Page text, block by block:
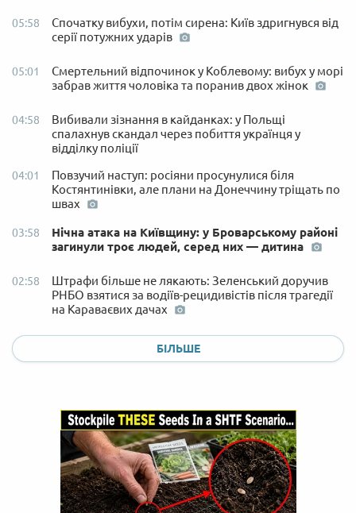
05:58
Спочатку вибухи, потім сирена: Київ здригнувся від
серії потужних ударів
05:01
Смертельний відпочинок у Коблевому: вибух у морі
забрав життя чоловіка та поранив двох жінок
04:58
Вибивали зізнання в кайданках: у Польщі
спалахнув скандал через побиття українця у
відділку поліції
04:01
Повзучий наступ: росіяни просунулися біля
Костянтинівки, але плани на Донеччину тріщать по
швах
03:58
Нічна атака на Київщину: у Броварському районі
загинули троє людей, серед них — дитина
02:58
Штрафи більше не лякають: Зеленський доручив
РНБО взятися за водіїв-рецидивістів після трагедії
на Караваєвих дачах
БІЛЬШЕ